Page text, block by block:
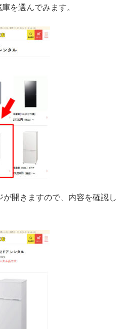
を選んでみます。
が開きますので、内容を確認し